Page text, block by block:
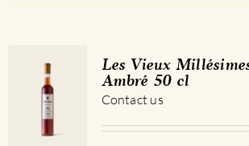
Les Vieux
Ambré 50 cl
Contact us